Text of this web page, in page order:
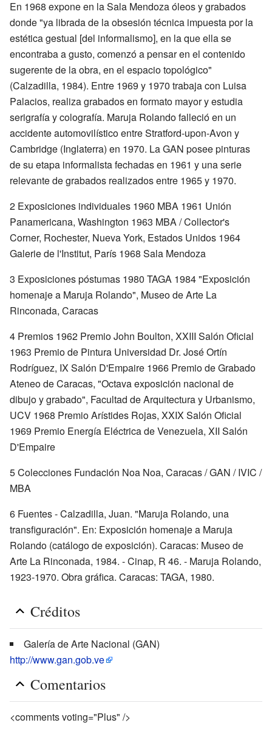
En 1968 expone en la Sala Mendoza óleos y grabados
donde "ya librada de la obsesión técnica impuesta por la
estética gestual [del informalismo], en la que ella se
encontraba a gusto, comenzó a pensar en el contenido
sugerente de la obra, en el espacio topológico"
(Calzadilla, 1984). Entre 1969 y 1970 trabaja con Luisa
Palacios, realiza grabados en formato mayor y estudia
serigrafía y colografía. Maruja Rolando falleció en un
accidente automovilístico entre Stratford-upon-Avon y
Cambridge (Inglaterra) en 1970. La GAN posee pinturas
de su etapa informalista fechadas en 1961 y una serie
relevante de grabados realizados entre 1965 y 1970.
2 Exposiciones individuales 1960 MBA 1961 Unión
Panamericana, Washington 1963 MBA / Collector's
Corner, Rochester, Nueva York, Estados Unidos 1964
Galerie de l'Institut, París 1968 Sala Mendoza
3 Exposiciones póstumas 1980 TAGA 1984 "Exposición
homenaje a Maruja Rolando", Museo de Arte La
Rinconada, Caracas
4 Premios 1962 Premio John Boulton, XXIII Salón Oficial
1963 Premio de Pintura Universidad Dr. José Ortín
Rodríguez, IX Salón D'Empaire 1966 Premio de Grabado
Ateneo de Caracas, "Octava exposición nacional de
dibujo y grabado", Facultad de Arquitectura y Urbanismo,
UCV 1968 Premio Arístides Rojas, XXIX Salón Oficial
1969 Premio Energía Eléctrica de Venezuela, XII Salón
D'Empaire
5 Colecciones Fundación Noa Noa, Caracas / GAN / IVIC /
MBA
6 Fuentes - Calzadilla, Juan. "Maruja Rolando, una
transfiguración". En: Exposición homenaje a Maruja
Rolando (catálogo de exposición). Caracas: Museo de
Arte La Rinconada, 1984. - Cinap, R 46. - Maruja Rolando,
1923-1970. Obra gráfica. Caracas: TAGA, 1980.
Créditos
Galería de Arte Nacional (GAN)
http://www.gan.gob.ve
Comentarios
<comments voting="Plus" />